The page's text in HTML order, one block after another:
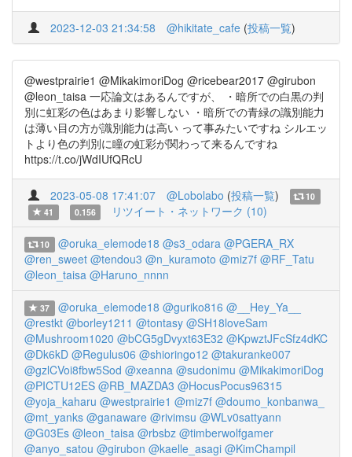
2023-12-03 21:34:58 @hikitate_cafe (投稿一覧)
@westprairie1 @MikakimoriDog @ricebear2017 @girubon
@leon_taisa 一応論文はあるんですが、 ・暗所での白黒の判
別に虹彩の色はあまり影響しない ・暗所での青緑の識別能力
は薄い目の方が識別能力は高い って事みたいですね シルエッ
トより色の判別に瞳の虹彩が関わって来るんですね
https://t.co/jWdIUfQRcU
2023-05-08 17:41:07 @Lobolabo (投稿一覧)
10
41
0.156 リツイート・ネットワーク (10)
10 @oruka_elemode18 @s3_odara @PGERA_RX
@ren_sweet @tendou3 @n_kuramoto @miz7f @RF_Tatu
@leon_taisa @Haruno_nnnn
37 @oruka_elemode18 @guriko816 @__Hey_Ya__
@restkt @borley1211 @tontasy @SH18loveSam
@Mushroom1020 @bCG5gDvyxt63E32 @KpwztJFcSfz4dKC
@Dk6kD @Regulus06 @shioringo12 @takuranke007
@gzlCVoi8fbw5Sod @xeanna @sudonimu @MikakimoriDog
@PICTU12ES @RB_MAZDA3 @HocusPocus96315
@yoja_kaharu @westprairie1 @miz7f @doumo_konbanwa_
@mt_yanks @ganaware @rivimsu @WLv0sattyann
@G03Es @leon_taisa @rbsbz @timberwolfgamer
@anyo_satou @girubon @kaelle_asagi @KimChampil